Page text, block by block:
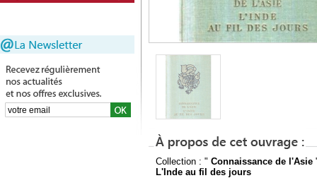
Collection : " Connaissance de l'Asie
L'Inde au fil des jours